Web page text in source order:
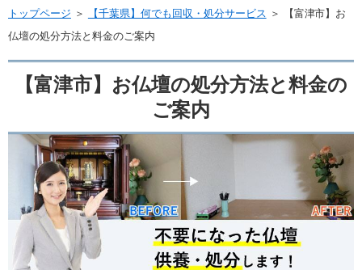
トップページ ＞ 【千葉県】何でも回収・処分サービス ＞
【富津市】お
仏壇の処分方法と料金のご案内
【富津市】お仏壇の処分方法と料金の
ご案内